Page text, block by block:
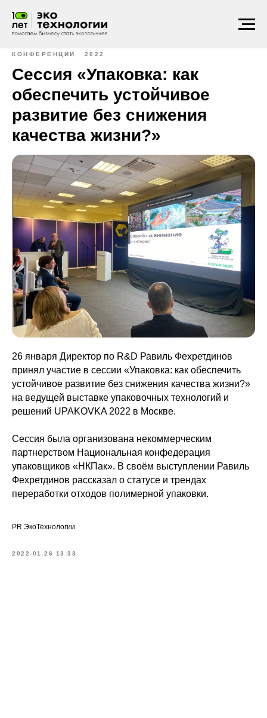
КОНФЕРЕНЦИИ 2022
Сессия «Упаковка: как
обеспечить устойчивое
развитие без снижения
качества жизни?»
26 января Директор по R&D Равиль Фехретдинов
принял участие в сессии «Упаковка: как обеспечить
устойчивое развитие без снижения качества жизни?»
на ведущей выставке упаковочных технологий и
решений UPAKOVKA 2022 в Москве.
Сессия была организована некоммерческим
партнерством Национальная конфедерация
упаковщиков «НКПак». В своём выступлении Равиль
Фехретдинов рассказал о статусе и трендах
переработки отходов полимерной упаковки.
PR ЭкоТехнологии
2022-01-26 13:33